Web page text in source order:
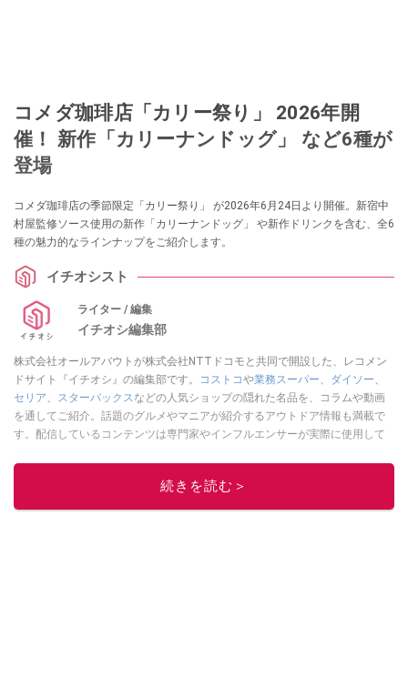
コメダ珈琲店「カリー祭り」 2026年開
催！ 新作「カリーナンドッグ」 など6種が
登場
コメダ珈琲店の季節限定「カリー祭り」 が2026年6月24日より開催。新宿中
村屋監修ソース使用の新作「カリーナンドッグ」 や新作ドリンクを含む、全6
種の魅力的なラインナップをご紹介します。
イチオシスト
ライター / 編集
イチオシ編集部
株式会社オールアバウトが株式会社NTTドコモと共同で開設した、レコメン
ドサイト『イチオシ』の編集部です。
コストコや業務スーパー、 ダイソー、
セリア、 スターバックスなどの人気ショップの隠れた名品を、コラムや動画
を通してご紹介。話題のグルメやマニアが紹介するアウトドア情報も満載で
す。配信しているコンテンツは専門家やインフルエンサーが実際に使用して
ニュースでフォロー
続きを読む＞